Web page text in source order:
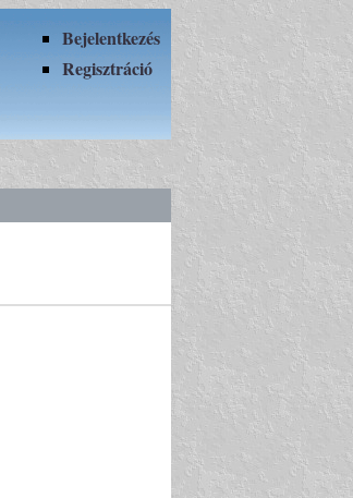
Bejelentkezés
Regisztráció